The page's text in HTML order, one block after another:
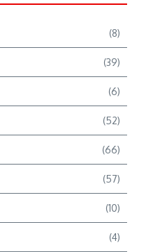
(8)
(39)
(6)
(52)
(66)
(57)
(10)
(4)